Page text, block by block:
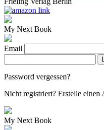
My Next Book
Email
Password vergessen?
Nicht registriert? Erstelle einen
My Next Book